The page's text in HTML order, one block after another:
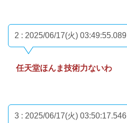
2 : 2025/06/17(火) 03:49:55.089
任天堂ほんま技術力ないわ
3 : 2025/06/17(火) 03:50:17.546